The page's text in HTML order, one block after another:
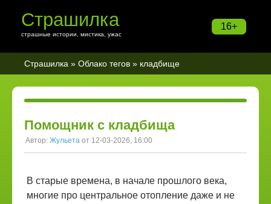
16+
Страшилка
страшные истории, мистика, ужас
Страшилка » Облако тегов » кладбище
Помощник с кладбища
Автор: Жульета от 12-03-2026, 16:00
В старые времена, в начале прошлого века,
многие про центральное отопление даже и не